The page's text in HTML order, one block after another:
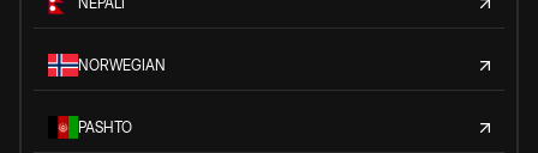
NORWEGIAN
PASHTO